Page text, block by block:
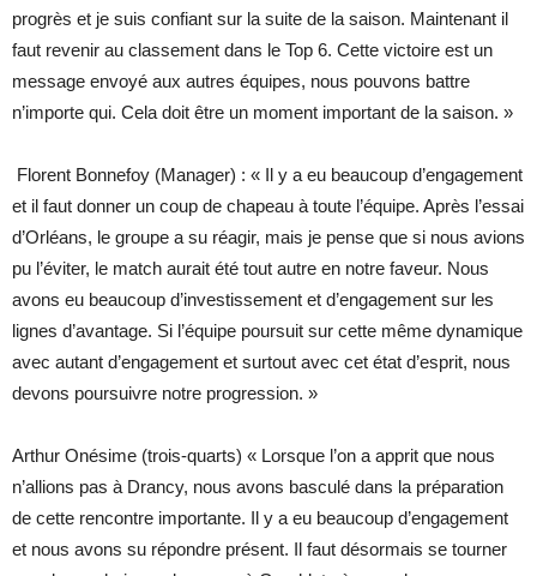
progrès et je suis confiant sur la suite de la saison. Maintenant il
faut revenir au classement dans le Top 6. Cette victoire est un
message envoyé aux autres équipes, nous pouvons battre
n’importe qui. Cela doit être un moment important de la saison. »
Florent Bonnefoy (Manager) : « Il y a eu beaucoup d’engagement
et il faut donner un coup de chapeau à toute l’équipe. Après l’essai
d’Orléans, le groupe a su réagir, mais je pense que si nous avions
pu l’éviter, le match aurait été tout autre en notre faveur. Nous
avons eu beaucoup d’investissement et d’engagement sur les
lignes d’avantage. Si l’équipe poursuit sur cette même dynamique
avec autant d’engagement et surtout avec cet état d’esprit, nous
devons poursuivre notre progression. »
Arthur Onésime (trois-quarts) « Lorsque l’on a apprit que nous
n’allions pas à Drancy, nous avons basculé dans la préparation
de cette rencontre importante. Il y a eu beaucoup d’engagement
et nous avons su répondre présent. Il faut désormais se tourner